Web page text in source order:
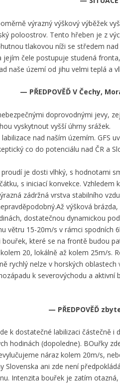
výrazný výškový výběžek
poloostrov. Tento hřeben je z
tlakovou níži se středem
jejím čele postupuje studená
naše území od jihu velmi teplá a
— PŘEDPOVĚĎ V Čechy,
doprovodnými jevy,
vyskytnout vyšší úhrny srážek.
nad naším územím. GFS
co do potenciálu nad ČR a
je dosti vlhký, s hodnotami
s iniciací konvekce.
zádržná vrstva stabilního
výšková
dostatečnou dynamickou
větru 15-20m/s v rámci spodních
které se na frontě budou
20, lokálně až kolem 25m/s.
rychlý nelze v horských
k severovýchodu a
— PŘEDPOVĚĎ
k dostatečné labilizaci částečně
hodinách (dopoledne). BOuřky
náraz kolem 20m/s,
Slovenska ani zde není
Intenzita bouřek je zatím